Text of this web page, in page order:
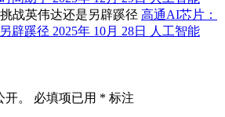
高通AI芯片：
辟蹊径 2025年 10月 28日 人工智能
。 必填项已用 * 标注